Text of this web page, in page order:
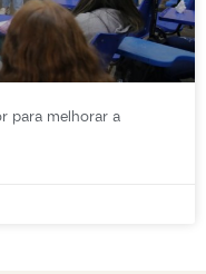
para melhorar a